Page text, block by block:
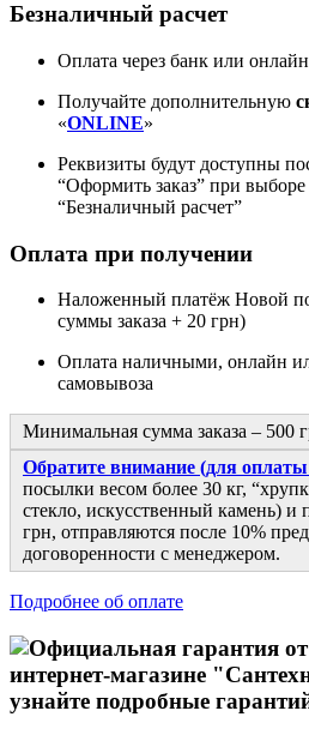
Безналичный расчет
Оплата через банк или
Получайте дополнительную
«ONLINE»
Реквизиты будут доступны
“Оформить заказ” при
“Безналичный расчет”
Оплата при получении
Наложенный платёж Новой
суммы заказа + 20 грн)
Оплата наличными, онлайн
самовывоза
Минимальная сумма заказа – 500
Обратите внимание (для
посылки весом более 30 кг,
стекло, искусственный камень) и
грн, отправляются после 10%
договоренности с менеджером.
Подробнее об оплате